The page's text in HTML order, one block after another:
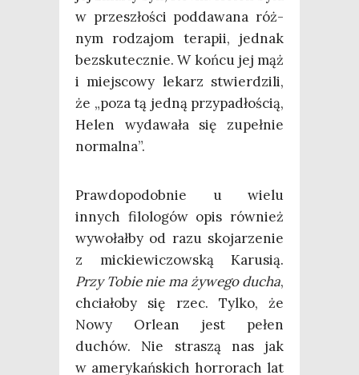
w prze­szło­ści pod­da­wa­na róż­
nym rodza­jom tera­pii, jed­nak
bez­sku­tecz­nie. W koń­cu jej mąż
i miej­sco­wy lekarz stwier­dzi­li,
że „poza tą jed­ną przy­pa­dło­ścią,
Helen wyda­wa­ła się zupeł­nie
normalna”.
Praw­do­po­dob­nie u wie­lu
innych filo­lo­gów opis rów­nież
wywo­łał­by od razu sko­ja­rze­nie
z mic­kie­wi­czow­ską Karu­sią.
Przy Tobie nie ma żywe­go ducha,
chcia­ło­by się rzec. Tyl­ko, że
Nowy Orle­an jest pełen
duchów. Nie stra­szą nas jak
w ame­ry­kań­skich hor­ro­rach lat